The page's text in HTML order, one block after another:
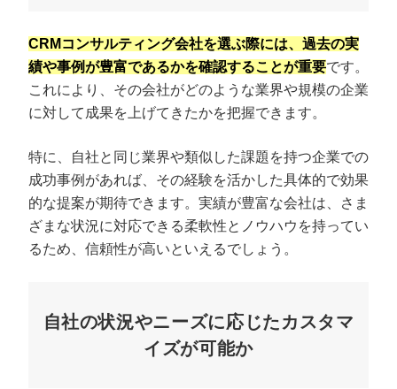
CRMコンサルティング会社を選ぶ際には、過去の実
績や事例が豊富であるかを確認することが重要です。
これにより、その会社がどのような業界や規模の企業
に対して成果を上げてきたかを把握できます。
特に、自社と同じ業界や類似した課題を持つ企業での
成功事例があれば、その経験を活かした具体的で効果
的な提案が期待できます。実績が豊富な会社は、さま
ざまな状況に対応できる柔軟性とノウハウを持ってい
るため、信頼性が高いといえるでしょう。
自社の状況やニーズに応じたカスタマ
イズが可能か